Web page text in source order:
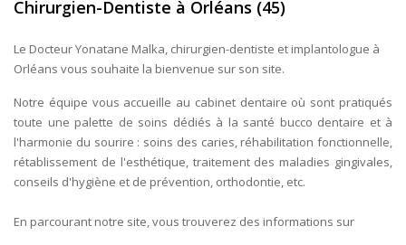
Chirurgien-Dentiste à Orléans (45)
Le Docteur Yonatane Malka, chirurgien-dentiste et implantologue à
Orléans vous souhaite la bienvenue sur son site.
Notre équipe vous accueille au cabinet dentaire où sont pratiqués
toute une palette de soins dédiés à la santé bucco dentaire et à
l'harmonie du sourire : soins des caries, réhabilitation fonctionnelle,
rétablissement de l'esthétique, traitement des maladies gingivales,
conseils d'hygiène et de prévention, orthodontie, etc.
En parcourant notre site, vous trouverez des informations sur